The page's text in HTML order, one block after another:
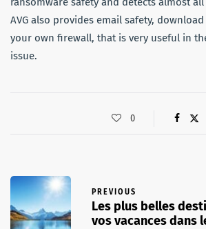
AVG also provides email safety,
your own firewall, that is very useful in
issue.
0
PREVIOUS
Les plus belles
vos vacances dans